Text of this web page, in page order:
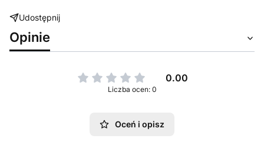
Udostępnij
Opinie
0.00
Liczba ocen: 0
Oceń i opisz